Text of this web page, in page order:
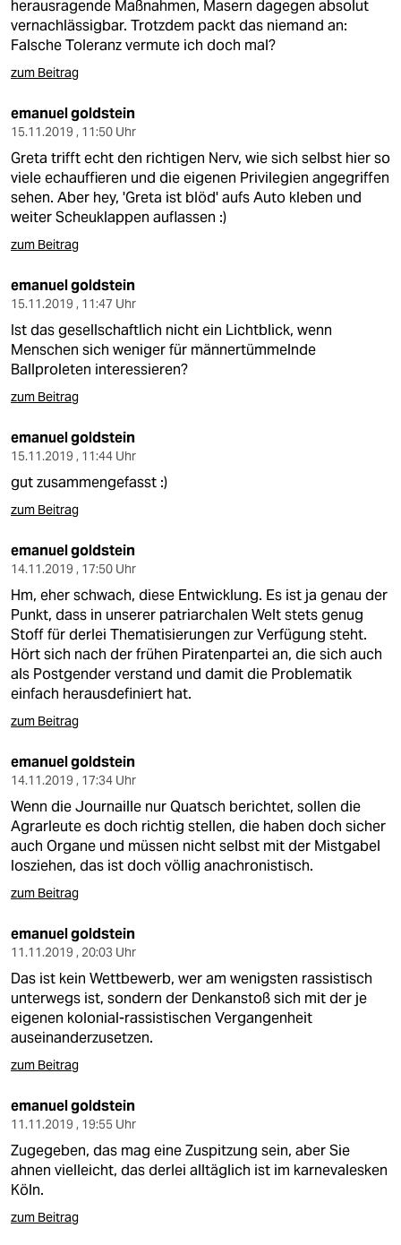
herausragende Maßnahmen, Masern dagegen absolut
vernachlässigbar. Trotzdem packt das niemand an:
Falsche Toleranz vermute ich doch mal?
zum Beitrag
emanuel goldstein
15.11.2019 , 11:50 Uhr
Greta trifft echt den richtigen Nerv, wie sich selbst hier so
viele echauffieren und die eigenen Privilegien angegriffen
sehen. Aber hey, 'Greta ist blöd' aufs Auto kleben und
weiter Scheuklappen auflassen :)
zum Beitrag
emanuel goldstein
15.11.2019 , 11:47 Uhr
Ist das gesellschaftlich nicht ein Lichtblick, wenn
Menschen sich weniger für männertümmelnde
Ballproleten interessieren?
zum Beitrag
emanuel goldstein
15.11.2019 , 11:44 Uhr
gut zusammengefasst :)
zum Beitrag
emanuel goldstein
14.11.2019 , 17:50 Uhr
Hm, eher schwach, diese Entwicklung. Es ist ja genau der
Punkt, dass in unserer patriarchalen Welt stets genug
Stoff für derlei Thematisierungen zur Verfügung steht.
Hört sich nach der frühen Piratenpartei an, die sich auch
als Postgender verstand und damit die Problematik
einfach herausdefiniert hat.
zum Beitrag
emanuel goldstein
14.11.2019 , 17:34 Uhr
Wenn die Journaille nur Quatsch berichtet, sollen die
Agrarleute es doch richtig stellen, die haben doch sicher
auch Organe und müssen nicht selbst mit der Mistgabel
losziehen, das ist doch völlig anachronistisch.
zum Beitrag
emanuel goldstein
11.11.2019 , 20:03 Uhr
Das ist kein Wettbewerb, wer am wenigsten rassistisch
unterwegs ist, sondern der Denkanstoß sich mit der je
eigenen kolonial-rassistischen Vergangenheit
auseinanderzusetzen.
zum Beitrag
emanuel goldstein
11.11.2019 , 19:55 Uhr
Zugegeben, das mag eine Zuspitzung sein, aber Sie
ahnen vielleicht, das derlei alltäglich ist im karnevalesken
Köln.
zum Beitrag